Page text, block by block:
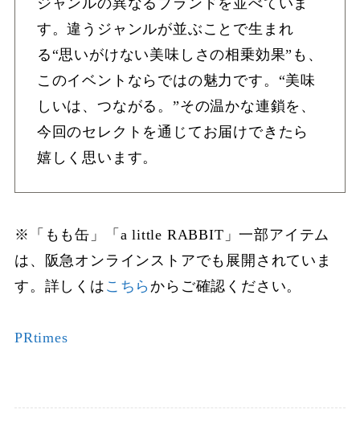
ジャンルの異なるブランドを並べていま
す。違うジャンルが並ぶことで生まれ
る“思いがけない美味しさの相乗効果”も、
このイベントならではの魅力です。“美味
しいは、つながる。”その温かな連鎖を、
今回のセレクトを通じてお届けできたら
嬉しく思います。
※「もも缶」「a little RABBIT」一部アイテム
は、阪急オンラインストアでも展開されていま
す。詳しくは こちらからご確認ください。
PRtimes